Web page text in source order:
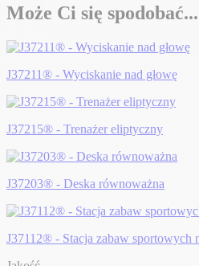
Może Ci się spodobać...
J37211® - Wyciskanie nad głowę
J37215® - Trenażer eliptyczny
J37203® - Deska równoważna
J37112® - Stacja zabaw sportowych